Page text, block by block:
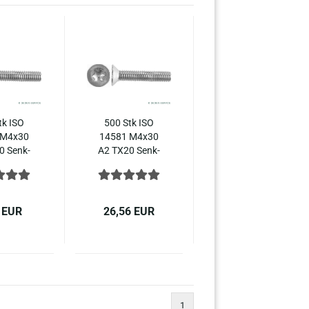
ISO
Senk­
965 )
500 Stk ISO
14581 M4x30
A2 TX20 Senk­
In­nen­sechs­
( ~ DIN 965 )
26,56 EUR
1